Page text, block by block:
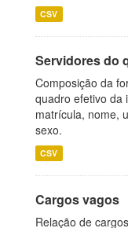
CSV
Servidores do
Composição da
quadro efetivo da
matrícula, nome,
sexo.
CSV
Cargos vagos
Relação de